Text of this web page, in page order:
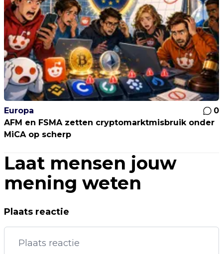
Europa
0
AFM en FSMA zetten cryptomarktmisbruik onder
MiCA op scherp
Laat mensen jouw
mening weten
Plaats reactie